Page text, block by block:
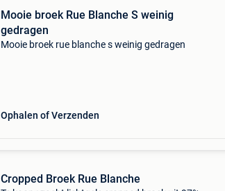
Mooie broek Rue Blanche S weinig
gedragen
Mooie broek rue blanche s weinig gedragen
Ophalen of Verzenden
Cropped Broek Rue Blanche